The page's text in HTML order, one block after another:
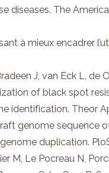
diseases. The
à mieux encadrer
J, van Eck L, de
of black spot
identification. Theor
genome sequence
duplication. PloS
M, Le Pocreau N,